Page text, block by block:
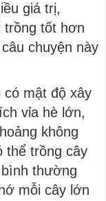
giá trị,
trồng tốt hơn
chuyện này
có mật độ xây
vỉa hè lớn,
không
thể trồng cây
thường
mỗi cây lớn